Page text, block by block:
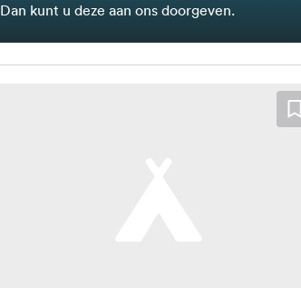
Dan kunt u deze aan ons doorgeven.